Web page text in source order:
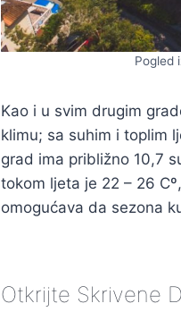
Pogled
Kao i u svim drugim
klimu; sa suhim i toplim
grad ima približno 10,7
tokom ljeta je 22 – 26
omogućava da sezona
Otkrijte Skrivene